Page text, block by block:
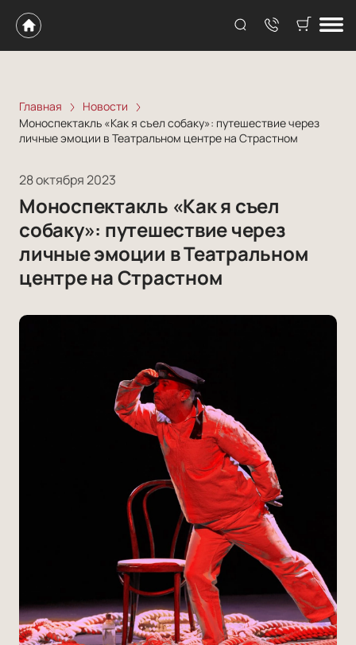
Главная
Новости
Моноспектакль «Как я съел собаку»: путешествие через
личные эмоции в Театральном центре на Страстном
28 октября 2023
Моноспектакль «Как я съел
собаку»: путешествие через
личные эмоции в Театральном
центре на Страстном